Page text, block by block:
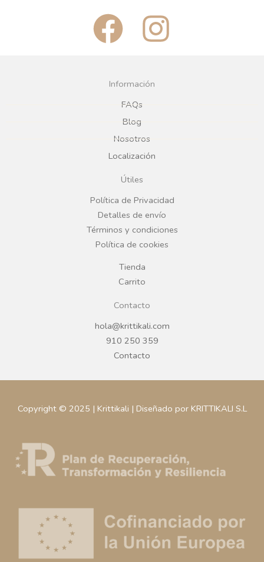
F
a
c
e
b
o
o
k
I
n
g
r
a
Información
FAQs
Blog
Nosotros
Localización
Útiles
Política de Privacidad
Detalles de envío
Términos y condiciones
Política de cookies
Tienda
Carrito
Contacto
hola@krittikali.com
910 250 359
Contacto
Copyright © 2025 | Krittikali | Diseñado por KRITTIKALI S.L